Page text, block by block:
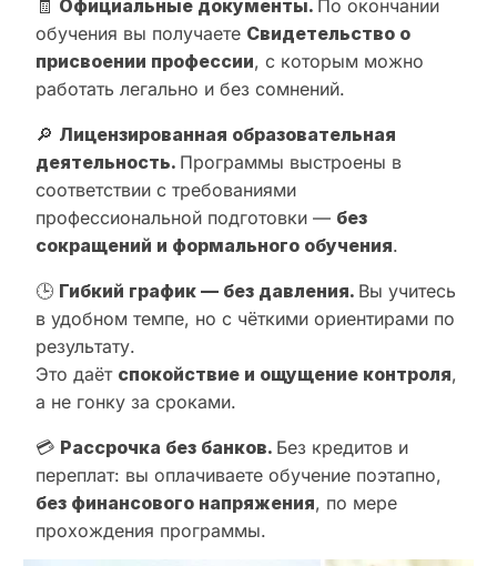
🧾 Официальные документы. По окончании
обучения вы получаете Свидетельство о
присвоении профессии, с которым можно
работать легально и без сомнений.
🔎 Лицензированная образовательная
деятельность. Программы выстроены в
соответствии с требованиями
профессиональной подготовки — без
сокращений и формального обучения.
🕒 Гибкий график — без давления. Вы учитесь
в удобном темпе, но с чёткими ориентирами по
результату.
Это даёт спокойствие и ощущение контроля,
а не гонку за сроками.
💳 Рассрочка без банков. Без кредитов и
переплат: вы оплачиваете обучение поэтапно,
без финансового напряжения, по мере
прохождения программы.